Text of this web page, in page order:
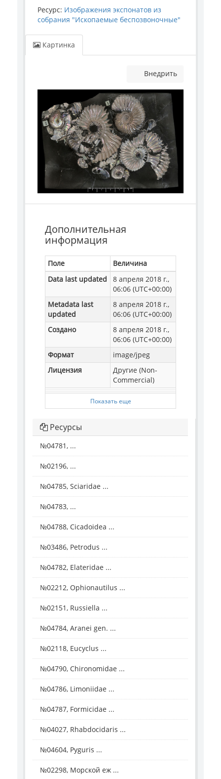
Ресурс: Изображения экспонатов из
собрания "Ископаемые беспозвоночные"
Картинка
Внедрить
Дополнительная
информация
Поле
Величина
Data last updated
8 апреля 2018 г.,
06:06 (UTC+00:00)
Metadata last
updated
8 апреля 2018 г.,
06:06 (UTC+00:00)
Создано
8 апреля 2018 г.,
06:06 (UTC+00:00)
Формат
image/jpeg
Лицензия
Другие (Non-
Commercial)
Показать еще
Ресурсы
№04781, ...
№02196, ...
№04785, Sciaridae ...
№04783, ...
№04788, Cicadoidea ...
№03486, Petrodus ...
№04782, Elateridae ...
№02212, Ophionautilus ...
№02151, Russiella ...
№04784, Aranei gen. ...
№02118, Eucyclus ...
№04790, Chironomidae ...
№04786, Limoniidae ...
№04787, Formicidae ...
№04027, Rhabdocidaris ...
№04604, Pyguris ...
№02298, Морской еж ...